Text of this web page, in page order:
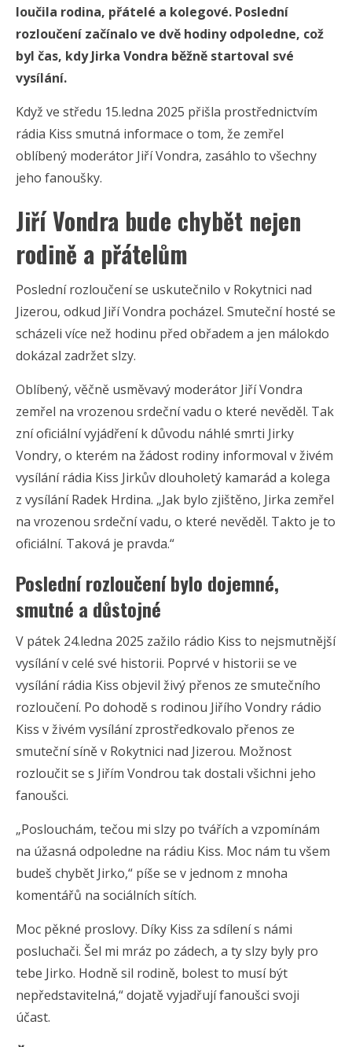
loučila rodina, přátelé a kolegové. Poslední
rozloučení začínalo ve dvě hodiny odpoledne, což
byl čas, kdy Jirka Vondra běžně startoval své
vysílání.
Když ve středu 15.ledna 2025 přišla prostřednictvím
rádia Kiss smutná informace o tom, že zemřel
oblíbený moderátor Jiří Vondra, zasáhlo to všechny
jeho fanoušky.
Jiří Vondra bude chybět nejen
rodině a přátelům
Poslední rozloučení se uskutečnilo v Rokytnici nad
Jizerou, odkud Jiří Vondra pocházel. Smuteční hosté se
scházeli více než hodinu před obřadem a jen málokdo
dokázal zadržet slzy.
Oblíbený, věčně usměvavý moderátor Jiří Vondra
zemřel na vrozenou srdeční vadu o které nevěděl. Tak
zní oficiální vyjádření k důvodu náhlé smrti Jirky
Vondry, o kterém na žádost rodiny informoval v živém
vysílání rádia Kiss Jirkův dlouholetý kamarád a kolega
z vysílání Radek Hrdina. „Jak bylo zjištěno, Jirka zemřel
na vrozenou srdeční vadu, o které nevěděl. Takto je to
oficiální. Taková je pravda.“
Poslední rozloučení bylo dojemné,
smutné a důstojné
V pátek 24.ledna 2025 zažilo rádio Kiss to nejsmutnější
vysílání v celé své historii. Poprvé v historii se ve
vysílání rádia Kiss objevil živý přenos ze smutečního
rozloučení. Po dohodě s rodinou Jiřího Vondry rádio
Kiss v živém vysílání zprostředkovalo přenos ze
smuteční síně v Rokytnici nad Jizerou. Možnost
rozloučit se s Jiřím Vondrou tak dostali všichni jeho
fanoušci.
„Poslouchám, tečou mi slzy po tvářích a vzpomínám
na úžasná odpoledne na rádiu Kiss. Moc nám tu všem
budeš chybět Jirko,“ píše se v jednom z mnoha
komentářů na sociálních sítích.
Moc pěkné proslovy. Díky Kiss za sdílení s námi
posluchači. Šel mi mráz po zádech, a ty slzy byly pro
tebe Jirko. Hodně sil rodině, bolest to musí být
nepředstavitelná,“ dojatě vyjadřují fanoušci svoji
účast.